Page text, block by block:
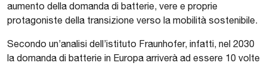
aumento della domanda di batterie, vere e proprie
protagoniste della transizione verso la mobilità sostenibile.
Secondo un’analisi dell’istituto Fraunhofer, infatti, nel 2030
la domanda di batterie in Europa arriverà ad essere 10 volte